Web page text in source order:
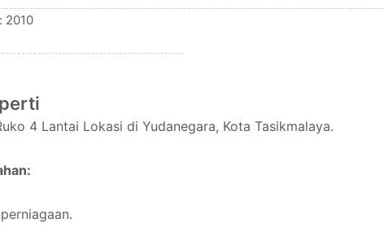
2010
4 Lantai Lokasi di Yudanegara, Kota Tasikmalaya.